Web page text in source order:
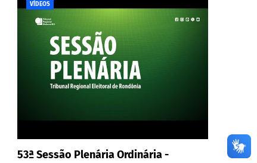
VÍDEOS
53ª Sessão Plenária Ordinária -